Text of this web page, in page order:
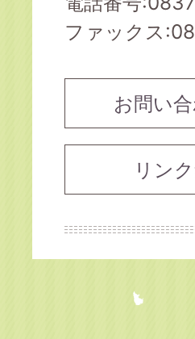
ファックス
お問い
リン